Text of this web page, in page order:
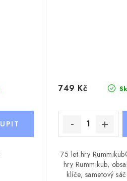
749 Kč
75 let hry
hry Rummikub,
klíče, sametový